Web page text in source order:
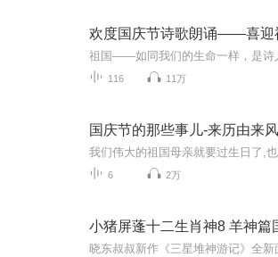
欢度国庆节诗歌朗诵——喜迎
116 11万
国庆节的那些事儿-来历由来
6 2万